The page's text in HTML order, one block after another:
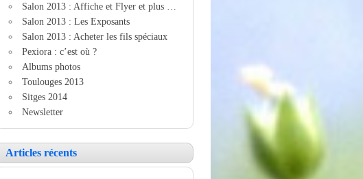
Salon 2013 : Affiche et Flyer et plus …
Salon 2013 : Les Exposants
Salon 2013 : Acheter les fils spéciaux
Pexiora : c’est où ?
Albums photos
Toulouges 2013
Sitges 2014
Newsletter
Articles récents